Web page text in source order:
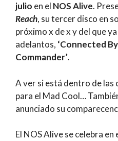
julio en el NOS Alive.
Reach, su tercer disco en
próximo x de x y del que
adelantos, ‘Connected
Commander’.
A ver si está dentro de las
para el Mad Cool…
anunciado su
El NOS Alive se celebra en